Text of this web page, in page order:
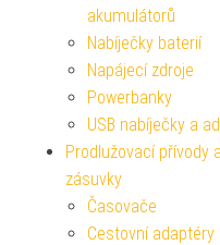
akumulátorů
Nabíječky baterií
Napájecí zdroje
Powerbanky
USB nabíječky a
Prodlužovací přívody
zásuvky
Časovače
Cestovní adaptéry